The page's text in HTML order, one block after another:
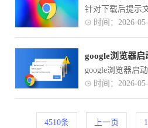
时间：2026-
google浏览器
时间：2026-
4510条 上一页 1